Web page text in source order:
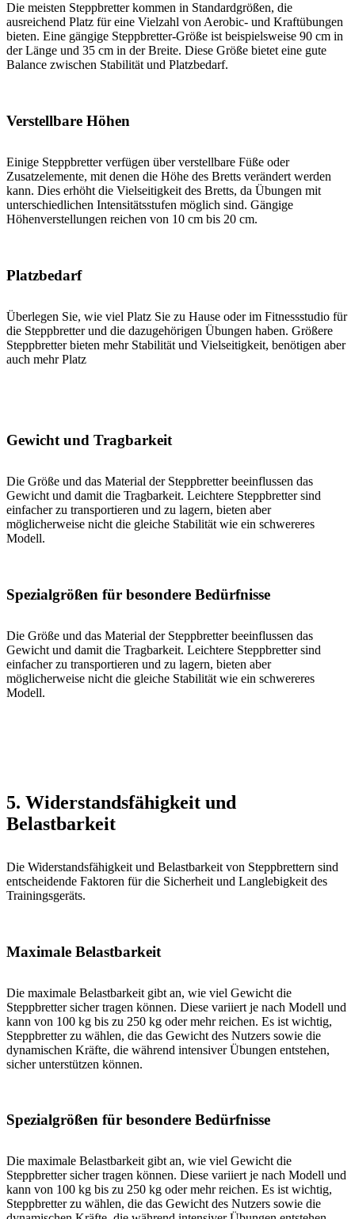
Die meisten Steppbretter kommen in Standardgrößen, die
ausreichend Platz für eine Vielzahl von Aerobic- und Kraftübungen
bieten. Eine gängige Steppbretter-Größe ist beispielsweise 90 cm in
der Länge und 35 cm in der Breite. Diese Größe bietet eine gute
Balance zwischen Stabilität und Platzbedarf.
Verstellbare Höhen
Einige Steppbretter verfügen über verstellbare Füße oder
Zusatzelemente, mit denen die Höhe des Bretts verändert werden
kann. Dies erhöht die Vielseitigkeit des Bretts, da Übungen mit
unterschiedlichen Intensitätsstufen möglich sind. Gängige
Höhenverstellungen reichen von 10 cm bis 20 cm.
Platzbedarf
Überlegen Sie, wie viel Platz Sie zu Hause oder im Fitnessstudio für
die Steppbretter und die dazugehörigen Übungen haben. Größere
Steppbretter bieten mehr Stabilität und Vielseitigkeit, benötigen aber
auch mehr Platz
Gewicht und Tragbarkeit
Die Größe und das Material der Steppbretter beeinflussen das
Gewicht und damit die Tragbarkeit. Leichtere Steppbretter sind
einfacher zu transportieren und zu lagern, bieten aber
möglicherweise nicht die gleiche Stabilität wie ein schwereres
Modell.
Spezialgrößen für besondere Bedürfnisse
Die Größe und das Material der Steppbretter beeinflussen das
Gewicht und damit die Tragbarkeit. Leichtere Steppbretter sind
einfacher zu transportieren und zu lagern, bieten aber
möglicherweise nicht die gleiche Stabilität wie ein schwereres
Modell.
5. Widerstandsfähigkeit und
Belastbarkeit
Die Widerstandsfähigkeit und Belastbarkeit von Steppbrettern sind
entscheidende Faktoren für die Sicherheit und Langlebigkeit des
Trainingsgeräts.
Maximale Belastbarkeit
Die maximale Belastbarkeit gibt an, wie viel Gewicht die
Steppbretter sicher tragen können. Diese variiert je nach Modell und
kann von 100 kg bis zu 250 kg oder mehr reichen. Es ist wichtig,
Steppbretter zu wählen, die das Gewicht des Nutzers sowie die
dynamischen Kräfte, die während intensiver Übungen entstehen,
sicher unterstützen können.
Spezialgrößen für besondere Bedürfnisse
Die maximale Belastbarkeit gibt an, wie viel Gewicht die
Steppbretter sicher tragen können. Diese variiert je nach Modell und
kann von 100 kg bis zu 250 kg oder mehr reichen. Es ist wichtig,
Steppbretter zu wählen, die das Gewicht des Nutzers sowie die